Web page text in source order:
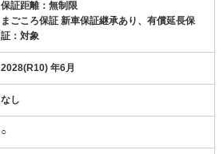
保証距離：無制限
まごころ保証 新車保証継承あり、有償延長保
証：対象
2028(R10) 年6月
なし
○